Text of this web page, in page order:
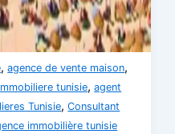
,agence de vente maison,
tunisie,agent
Tunisie,Consultant
immobilière tunisie